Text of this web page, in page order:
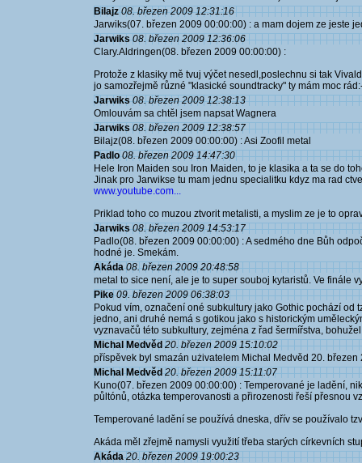
Bilajz 08. březen 2009 12:31:16
Jarwiks(07. březen 2009 00:00:00) : a mam dojem ze jeste
Jarwiks 08. březen 2009 12:36:06
Clary.Aldringen(08. březen 2009 00:00:00) :
Protože z klasiky mě tvuj výčet nesedl,poslechnu si tak
jo samozřejmě různé "klasické soundtracky" ty mám moc
Jarwiks 08. březen 2009 12:38:13
Omlouvám sa chtěl jsem napsat Wagnera
Jarwiks 08. březen 2009 12:38:57
Bilajz(08. březen 2009 00:00:00) : Asi Zoofil metal
Padlo 08. březen 2009 14:47:30
Hele Iron Maiden sou Iron Maiden, to je klasika a ta se do
Jinak pro Jarwikse tu mam jednu specialitku kdyz ma rad
www.youtube.com...
Priklad toho co muzou ztvorit metalisti, a myslim ze je to
Jarwiks 08. březen 2009 14:53:17
Padlo(08. březen 2009 00:00:00) : A sedmého dne Bůh
hodné je. Smekám.
Akáda 08. březen 2009 20:48:58
metal to sice není, ale je to super souboj kytaristů. Ve finále
Pike 09. březen 2009 06:38:03
Pokud vím, označení oné subkultury jako Gothic pochází od
jedno, ani druhé nemá s gotikou jako s historickým
vyznavačů této subkultury, zejména z řad šermířstva,
Michal Medvěd 20. březen 2009 15:10:02
příspěvek byl smazán użivatelem Michal Medvěd 20. březen
Michal Medvěd 20. březen 2009 15:11:07
Kuno(07. březen 2009 00:00:00) : Temperované je ladění,
půltónů, otázka temperovanosti a přirozenosti řeší přesnou
Temperované ladění se používá dneska, dřív se používalo
Akáda měl zřejmě namysli využití třeba starých církevních
Akáda 20. březen 2009 19:00:23